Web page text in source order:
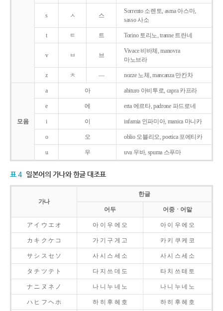
s ㅅ 스
Sorrento 소렌토, asma 아스마,
sasso 사소
t ㅌ 트 Torino 토리노, tranne 트란네
v ㅂ 브
Vivace 비바체, manovra
마노브라
z ㅊ ― nozze 노체, mancanza 만칸차
모음
a 아 abituro 아비투로, capra 카프라
e 에 erta 에르타, padrone 파드로네
i 이 infamia 인파미아, manica 마니카
o 오 oblio 오블리오, poetica 포에티카
u 우 uva 우바, spuma 스푸마
표 4 일본어의 가나와 한글 대조표
가나
한글
어두 어중ㆍ어말
ア イ ウ エ オ 아 이 우 에 오 아 이 우 에 오
カ キ ク ケ コ 가 기 구 게 고 카 키 쿠 케 코
サ シ ス セ ソ 사 시 스 세 소 사 시 스 세 소
タ チ ツ テ ト 다 지 쓰 데 도 타 치 쓰 테 토
ナ ニ ヌ ネ ノ 나 니 누 네 노 나 니 누 네 노
ハ ヒ フ ヘ ホ 하 히 후 헤 호 하 히 후 헤 호